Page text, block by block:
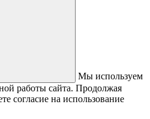
Мы используем
работы сайта. Продолжая
согласие на использование